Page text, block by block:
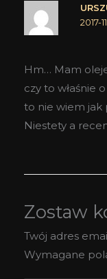
2017-
Hm… Mam
czy to właśnie
to nie wiem jak
Niestety a
Zostaw
Twój adres
Wymagane